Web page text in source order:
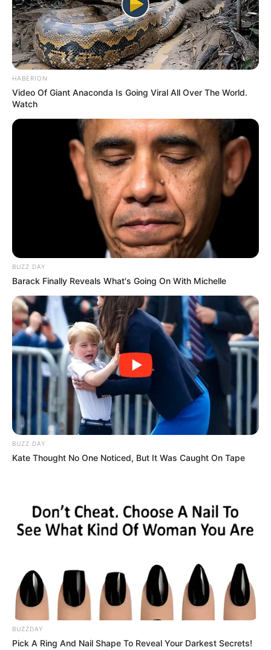
Facebook
Twitter
Pinterest
Share
Revista Artesanato
HABERION
Video Of Giant Anaconda Is Going Viral All Over The World.
Watch
BUZZ DAY
Barack Finally Reveals What's Going On With Michelle
BUZZ DAY
Kate Thought No One Noticed, But It Was Caught On Tape
BUZZDAY
Pick A Ring And Nail Shape To Reveal Your Darkest Secrets!